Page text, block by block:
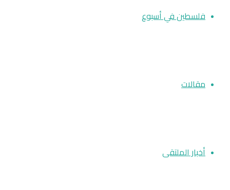
فلسطين في أسبوع
مقالات
أخبار الملتقى